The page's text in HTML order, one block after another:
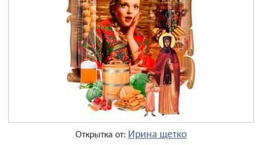
Открытка от: Ирина щетко